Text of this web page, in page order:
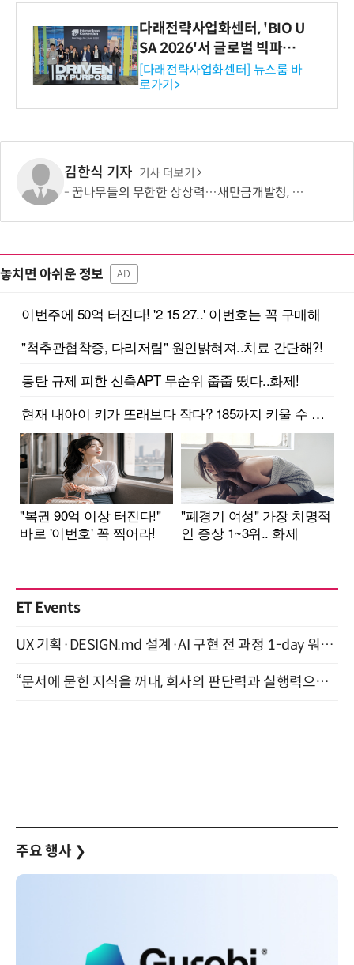
다래전략사업화센터, 'BIO U
SA 2026'서 글로벌 빅파마
와의 비즈니스 미팅 지원…K
-바이오 해외 진출 교두보 확
보
[다래전략사업화센터] 뉴스룸 바
로가기>
김한식 기자 기사 더보기
꿈나무들의 무한한 상상력…새만금개발청, '2026 새만금 가족사랑 그림그리기 대회' 성료
놓치면 아쉬운 정보 AD
ET Events
UX 기획·DESIGN.md 설계·AI 구현 전 과정 1-day 워크숍 with Claude Code·Codex 9월 15일 개최
“문서에 묻힌 지식을 꺼내, 회사의 판단력과 실행력으로 바꾸다” (8/20)
주요 행사 ❯